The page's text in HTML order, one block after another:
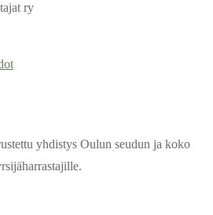
ry
yhdistys Oulun seudun ja koko